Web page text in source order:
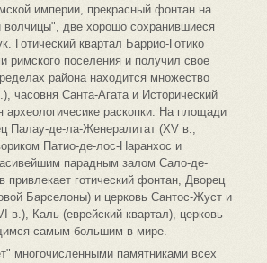
империи, прекрасный фонтан на
волчицы", две хорошо сохранившиеся
Готический квартал Баррио-Готико
римского поселения и получил свое
района находится множество
часовня Санта-Агата и Исторический
раскопки. На площади
Палау-де-ла-Женералитат (XV в.,
Патио-де-лос-Наранхос и
парадным залом Сало-де-
готический фонтан, Дворец
Барселоны) и церковь Сантос-Жуст и
в.), Каль (еврейский квартал), церковь
самым большим в мире.
многочисленными памятниками всех